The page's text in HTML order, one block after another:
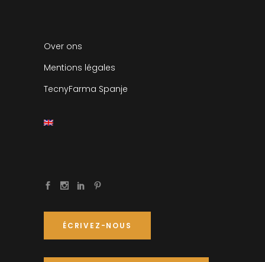
Over ons
Mentions légales
TecnyFarma Spanje
ÉCRIVEZ-NOUS